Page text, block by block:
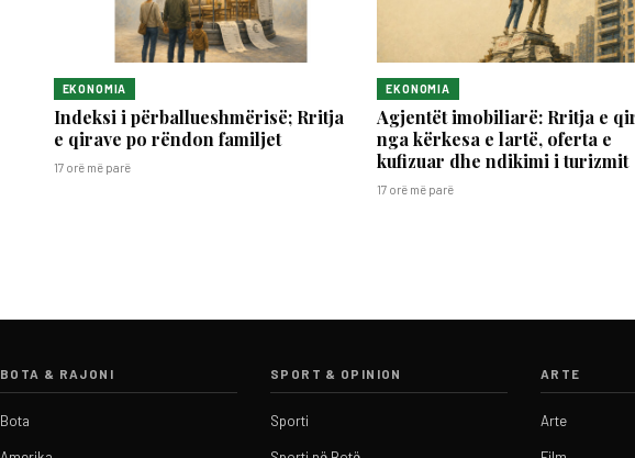
EKONOMIA
Indeksi i përballueshmërisë; Rritja
e qirave po rëndon familjet
17 orë më parë
EKONOMIA
Agjentët imobiliarë: Rritja e
nga kërkesa e lartë, oferta e
kufizuar dhe ndikimi i turizmit
17 orë më parë
BOTA & RAJONI
Bota
SPORT & OPINION
Sporti
ARTE
Arte